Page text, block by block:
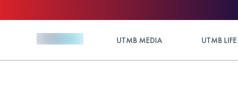
UTMB MEDIA UTMB LIFE